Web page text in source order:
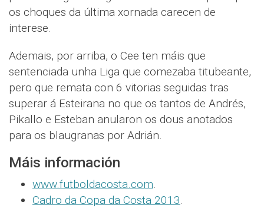
os choques da última xornada carecen de
interese.
Ademais, por arriba, o Cee ten máis que
sentenciada unha Liga que comezaba titubeante,
pero que remata con 6 vitorias seguidas tras
superar á Esteirana no que os tantos de Andrés,
Pikallo e Esteban anularon os dous anotados
para os blaugranas por Adrián.
Máis información
www.futboldacosta.com.
Cadro da Copa da Costa 2013.